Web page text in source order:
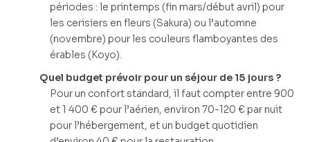
périodes : le printemps (fin mars/début avril) pour
les cerisiers en fleurs (Sakura) ou l’automne
(novembre) pour les couleurs flamboyantes des
érables (Koyo).
Quel budget prévoir pour un séjour de 15 jours ?
Pour un confort standard, il faut compter entre 900
et 1 400 € pour l’aérien, environ 70-120 € par nuit
pour l’hébergement, et un budget quotidien